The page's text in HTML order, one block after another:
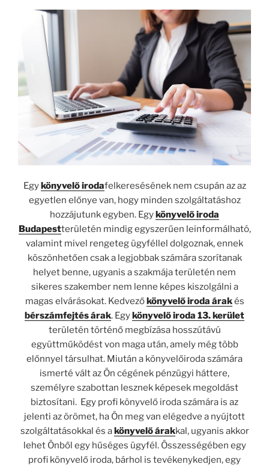
Egy könyvelő irodafelkeresésének nem csupán az az
egyetlen előnye van, hogy minden szolgáltatáshoz
hozzájutunk egyben. Egy könyvelő iroda
Budapestterületén mindig egyszerűen leinformálható,
valamint mivel rengeteg ügyféllel dolgoznak, ennek
köszönhetően csak a legjobbak számára szorítanak
helyet benne, ugyanis a szakmája területén nem
sikeres szakember nem lenne képes kiszolgálni a
magas elvárásokat. Kedvező könyvelő iroda árakés
bérszámfejtés árak. Egy könyvelő iroda 13. kerület
területén történő megbízása hosszútávú
együttműködést von maga után, amely még több
előnnyel társulhat. Miután a könyvelőiroda számára
ismerté vált az Ön cégének pénzügyi háttere,
személyre szabottan lesznek képesek megoldást
biztosítani. Egy profi könyvelő iroda számára is az
jelenti az örömet, ha Ön meg van elégedve a nyújtott
szolgáltatásokkal és a könyvelő árakkal, ugyanis akkor
lehet Önből egy hűséges ügyfél. Összességében egy
profi könyvelő iroda, bárhol is tevékenykedjen, egy